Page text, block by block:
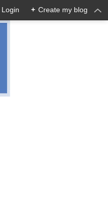
Login + Create my blog